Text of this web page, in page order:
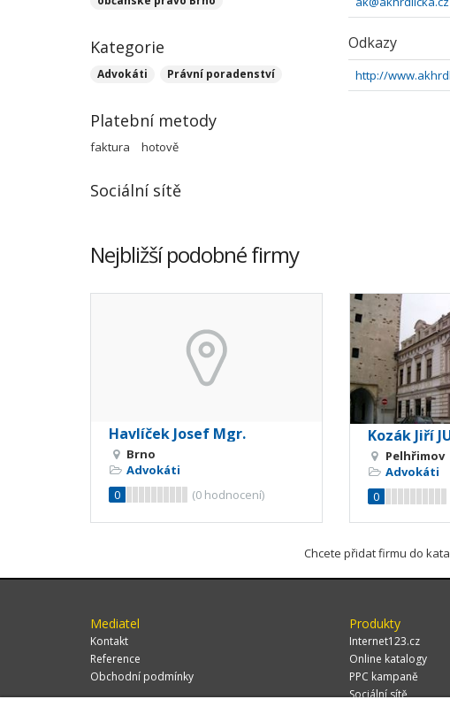
Odkazy
http://
Kategorie
Advokáti Právní poradenství
Platební metody
faktura hotově
Sociální sítě
Nejbližší podobné firmy
Havlíček Josef Mgr.
Brno
Advokáti
0
(0 hodnocení)
Kozák Jiří
Pelhřimov
Advokáti
0
Chcete přidat firmu do
Mediatel
Kontakt
Reference
Obchodní podmínky
Produkty
Internet123.cz
Online katalogy
PPC kampaně
Sociální sítě